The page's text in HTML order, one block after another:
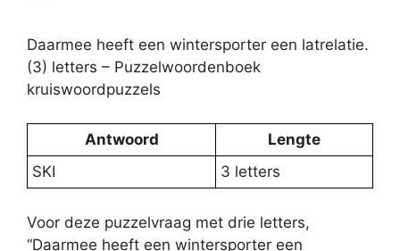
Daarmee heeft een wintersporter een latrelatie.
(3) letters – Puzzelwoordenboek
kruiswoordpuzzels
Antwoord
Lengte
SKI
3 letters
Voor deze puzzelvraag met drie letters,
“Daarmee heeft een wintersporter een